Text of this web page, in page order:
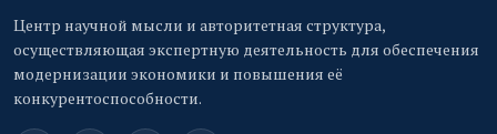
Центр научной мысли и авторитетная структура,
осуществляющая экспертную деятельность для обеспечения
модернизации экономики и повышения её
конкурентоспособности.